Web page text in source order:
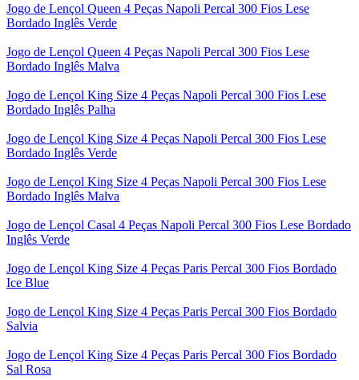
Jogo de Lençol Queen 4 Peças Napoli Percal 300 Fios Lese
Bordado Inglês Verde
Jogo de Lençol Queen 4 Peças Napoli Percal 300 Fios Lese
Bordado Inglês Malva
Jogo de Lençol King Size 4 Peças Napoli Percal 300 Fios Lese
Bordado Inglês Palha
Jogo de Lençol King Size 4 Peças Napoli Percal 300 Fios Lese
Bordado Inglês Verde
Jogo de Lençol King Size 4 Peças Napoli Percal 300 Fios Lese
Bordado Inglês Malva
Jogo de Lençol Casal 4 Peças Napoli Percal 300 Fios Lese Bordado
Inglês Verde
Jogo de Lençol King Size 4 Peças Paris Percal 300 Fios Bordado
Ice Blue
Jogo de Lençol King Size 4 Peças Paris Percal 300 Fios Bordado
Salvia
Jogo de Lençol King Size 4 Peças Paris Percal 300 Fios Bordado
Sal Rosa